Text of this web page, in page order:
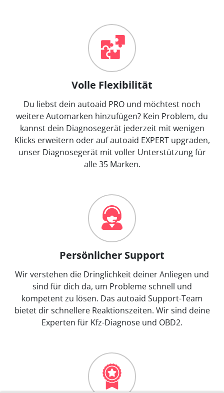
Volle Flexibilität
Du liebst dein autoaid PRO und möchtest noch
weitere Automarken hinzufügen? Kein Problem, du
kannst dein Diagnosegerät jederzeit mit wenigen
Klicks erweitern oder auf autoaid EXPERT upgraden,
unser Diagnosegerät mit voller Unterstützung für
alle 35 Marken.
Persönlicher Support
Wir verstehen die Dringlichkeit deiner Anliegen und
sind für dich da, um Probleme schnell und
kompetent zu lösen. Das autoaid Support-Team
bietet dir schnellere Reaktionszeiten. Wir sind deine
Experten für Kfz-Diagnose und OBD2.